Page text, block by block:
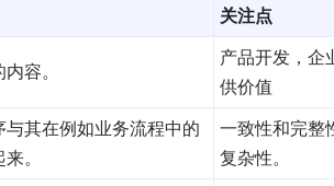
关注点
容。
产品开发，企
供价值
与其在例如业务流程中的
。
一致性和完整
复杂性。